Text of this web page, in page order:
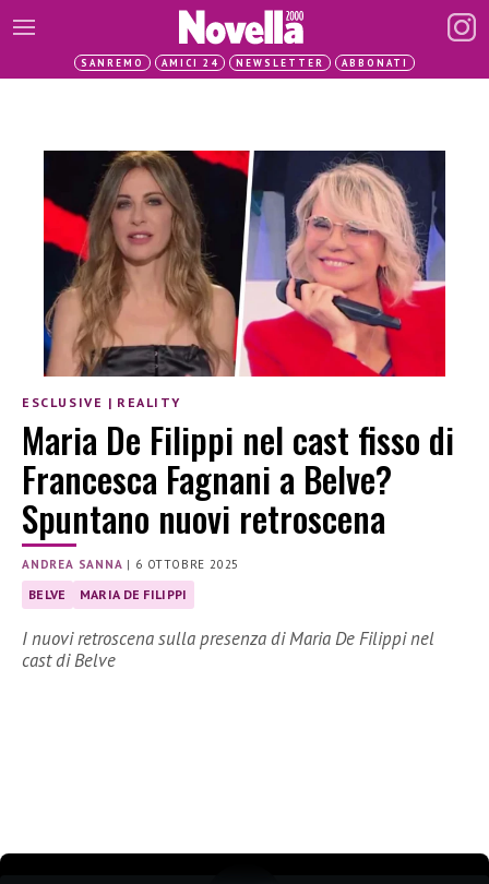
SANREMO AMICI 24 NEWSLETTER ABBONATI
ESCLUSIVE | REALITY
Maria De Filippi nel cast fisso di
Francesca Fagnani a Belve?
Spuntano nuovi retroscena
ANDREA SANNA | 6 OTTOBRE 2025
BELVE MARIA DE FILIPPI
I nuovi retroscena sulla presenza di Maria De Filippi nel
cast di Belve